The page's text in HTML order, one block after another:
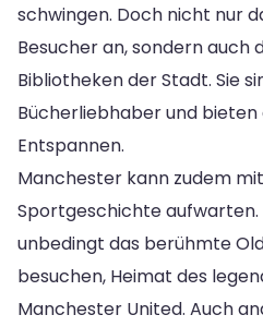
schwingen. Doch nicht nur
Besucher an, sondern auch
Bibliotheken der Stadt. Sie
Bücherliebhaber und bieten
Entspannen.
Manchester kann zudem
Sportgeschichte
unbedingt das berühmte
besuchen, Heimat des
Manchester United. Auch